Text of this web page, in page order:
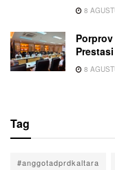
8
8
Tag
#anggotadprdkaltara